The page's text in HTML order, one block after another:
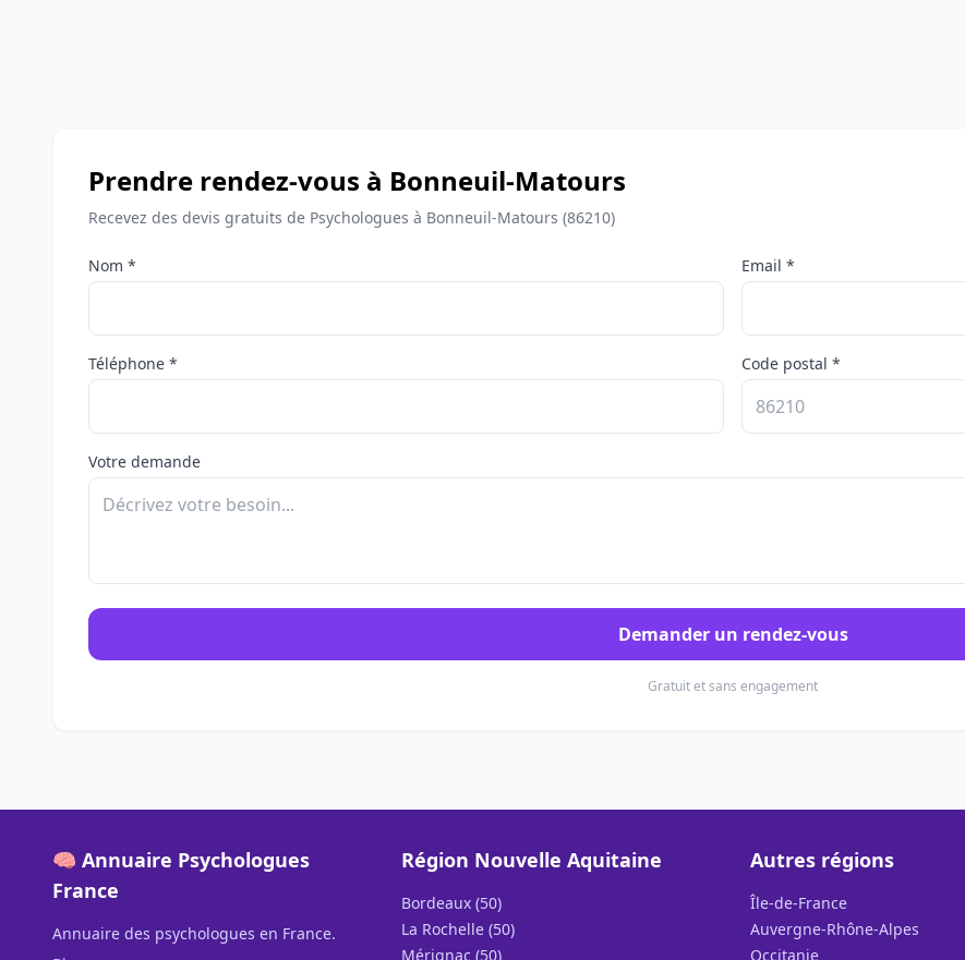
Prendre rendez-vous à Bonneuil-Matours
Recevez des devis gratuits de Psychologues à Bonneuil-Matours (86210)
Nom * Email *
Téléphone * Code postal *
Votre demande
Demander un rendez-vous
Gratuit et sans engagement
🧠 Annuaire Psychologues
France
Annuaire des psychologues en France.
Région Nouvelle Aquitaine
Bordeaux (50)
La Rochelle (50)
Mérignac (50)
Autres régions
Île-de-France
Auvergne-Rhône-Alpes
Occitanie